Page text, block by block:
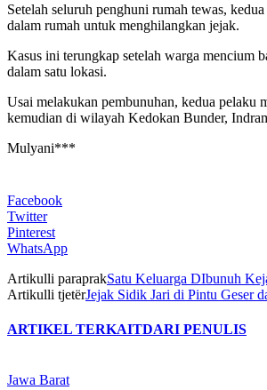
Setelah seluruh penghuni rumah tewas,
dalam rumah untuk menghilangkan jejak.
Kasus ini terungkap setelah warga mencium
dalam satu lokasi.
Usai melakukan pembunuhan, kedua pelaku
kemudian di wilayah Kedokan Bunder,
Mulyani***
Facebook
Twitter
Pinterest
WhatsApp
Artikulli paraprakSatu Keluarga DIbunuh
Artikulli tjetërJejak Sidik Jari di Pintu Geser
ARTIKEL TERKAITDARI PENULIS
Jawa Barat